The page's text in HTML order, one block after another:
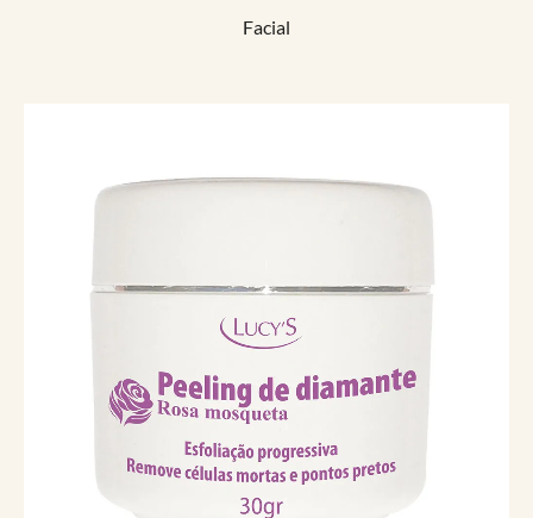
Facial